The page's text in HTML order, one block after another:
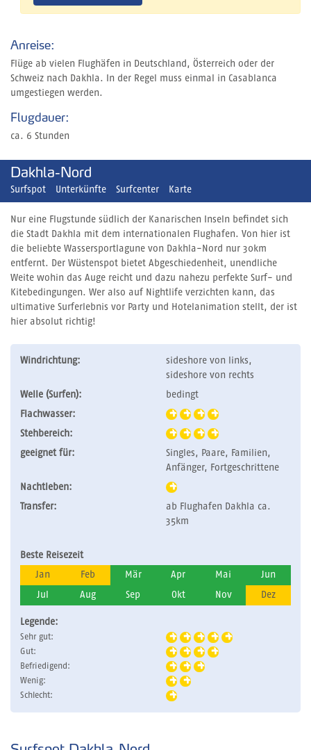
Anreise:
Flüge ab vielen Flughäfen in Deutschland, Österreich oder der
Schweiz nach Dakhla. In der Regel muss einmal in Casablanca
umgestiegen werden.
Flugdauer:
ca. 6 Stunden
Dakhla-Nord
Surfspot Unterkünfte Surfcenter Karte
Nur eine Flugstunde südlich der Kanarischen Inseln befindet sich
die Stadt Dakhla mit dem internationalen Flughafen. Von hier ist
die beliebte Wassersportlagune von Dakhla-Nord nur 30km
entfernt. Der Wüstenspot bietet Abgeschiedenheit, unendliche
Weite wohin das Auge reicht und dazu nahezu perfekte Surf- und
Kitebedingungen. Wer also auf Nightlife verzichten kann, das
ultimative Surferlebnis vor Party und Hotelanimation stellt, der ist
hier absolut richtig!
Windrichtung:
sideshore von links,
sideshore von rechts
Welle (Surfen):
bedingt
Flachwasser:
Stehbereich:
geeignet für:
Singles, Paare, Familien,
Anfänger, Fortgeschrittene
Nachtleben:
Transfer:
ab Flughafen Dakhla ca.
35km
Beste Reisezeit
Jan Feb Mär Apr Mai Jun
Jul Aug Sep Okt Nov Dez
Legende:
Sehr gut:
Gut:
Befriedigend:
Wenig:
Schlecht: